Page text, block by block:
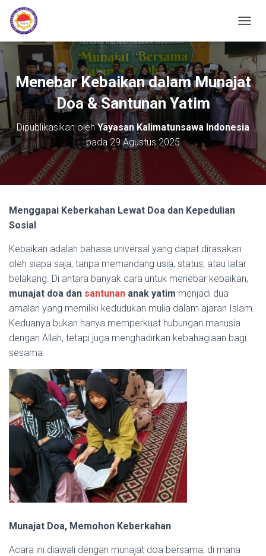
Menebar Kebaikan dalam Munajat
Doa & Santunan Yatim
Dipublikasikan olehYayasan Kalimatunsawa Indonesia
pada29 Agustus 2025
Menggapai Keberkahan Lewat Doa dan Kepedulian
Sosial
Kebaikan adalah bahasa universal yang dapat dirasakan
oleh siapa saja, tanpa memandang usia, status, atau latar
belakang. Di antara banyak cara untuk menebar kebaikan,
munajat doa dan santunan anak yatim menjadi dua
amalan yang memiliki kedudukan mulia dalam ajaran Islam.
Keduanya bukan hanya memperkuat hubungan manusia
dengan Allah, tetapi juga menghadirkan kebahagiaan bagi
sesama.
Munajat Doa, Memohon Keberkahan
Acara ini diawali dengan munajat doa bersama, di mana